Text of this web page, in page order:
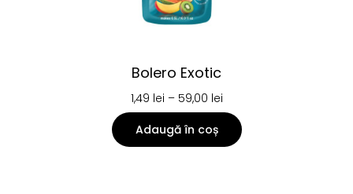
Bolero Exotic
1,49 lei – 59,00 lei
Adaugă în coș